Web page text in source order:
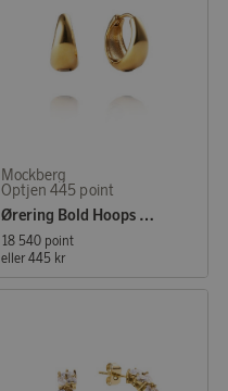
Mockberg
Optjen 445 point
Ørering Bold Hoops Medium
18 540 point
eller 445 kr